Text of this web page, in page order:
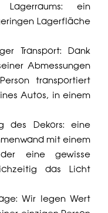
ein
Lagerfläche
Transport: Dank
Abmessungen
transportiert
Autos, in einem
des Dekors: eine
mit einem
eine gewisse
das Licht
Wir legen Wert